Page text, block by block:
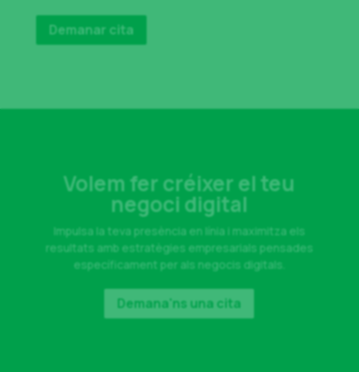
Demanar cita
Volem fer créixer el teu
negoci digital
Impulsa la teva presència en línia i maximitza els
resultats amb estratègies empresarials pensades
específicament per als negocis digitals.
Demana'ns una cita